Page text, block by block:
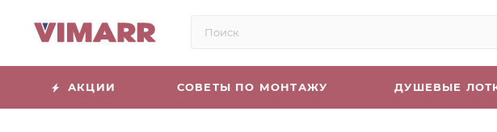
АКЦИИ СОВЕТЫ ПО МОНТАЖУ ДУШЕВЫЕ